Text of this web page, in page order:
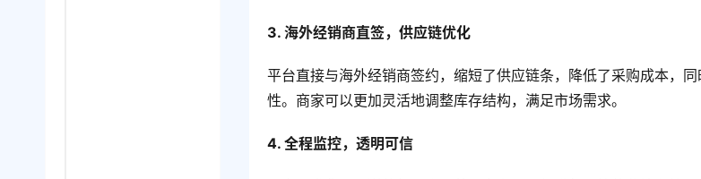
3. 海外经销商直签，供应链优化
平台直接与海外经销商签约，缩短了供应链条，降低了采购成本，
性。商家可以更加灵活地调整库存结构，满足市场需求。
4. 全程监控，透明可信